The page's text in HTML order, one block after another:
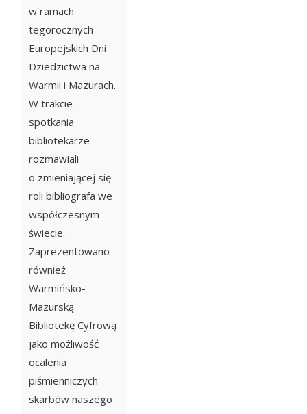
w ramach
tegorocznych
Europejskich Dni
Dziedzictwa na
Warmii i Mazurach.
W trakcie
spotkania
bibliotekarze
rozmawiali
o zmieniającej się
roli bibliografa we
współczesnym
świecie.
Zaprezentowano
również
Warmińsko-
Mazurską
Bibliotekę Cyfrową
jako możliwość
ocalenia
piśmienniczych
skarbów naszego